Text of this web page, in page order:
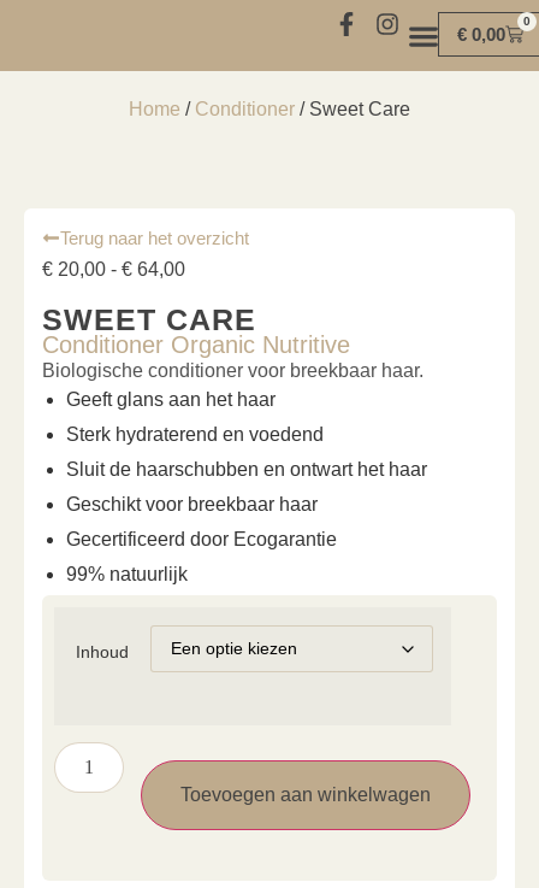
€ 0,00
0
Terug naar het overzicht
€ 20,00 - € 64,00
SWEET CARE
Conditioner Organic Nutritive
Biologische conditioner voor breekbaar haar.
Geeft glans aan het haar
Sterk hydraterend en voedend
Sluit de haarschubben en ontwart het haar
Geschikt voor breekbaar haar
Gecertificeerd door Ecogarantie
99% natuurlijk
Inhoud
Toevoegen aan winkelwagen
Home / Conditioner / Sweet Care